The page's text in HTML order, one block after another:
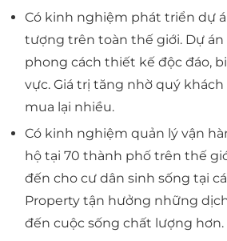
Có kinh nghiệm phát triển dự
tượng trên toàn thế giới. Dự
phong cách thiết kế độc đáo,
vực. Giá trị tăng nhờ quý
mua lại nhiều.
Có kinh nghiệm quản lý vận
hộ tại 70 thành phố trên thế
đến cho cư dân sinh sống tại
Property tận hưởng những
đến cuộc sống chất lượng hơn.